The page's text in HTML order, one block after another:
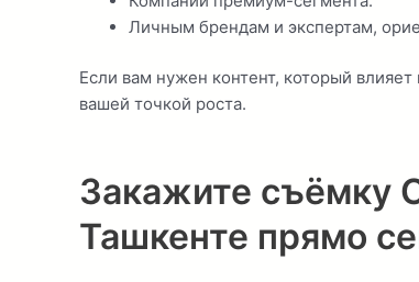
Личным брендам и экспертам,
Если вам нужен контент, который
вашей точкой роста.
Закажите съёмку
Ташкенте прямо